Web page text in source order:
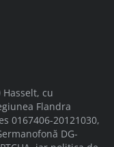
Hasselt, cu
Flandra
0167406-20121030,
DG-